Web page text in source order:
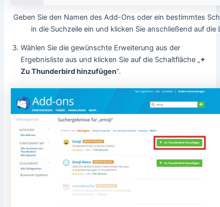
Geben Sie den Namen des Add-Ons oder ein bestimmtes
in die Suchzeile ein und klicken Sie anschließend auf die
Wählen Sie die gewünschte Erweiterung aus der
Ergebnisliste aus und klicken Sie auf die Schaltfläche „+
Zu Thunderbird hinzufügen“.